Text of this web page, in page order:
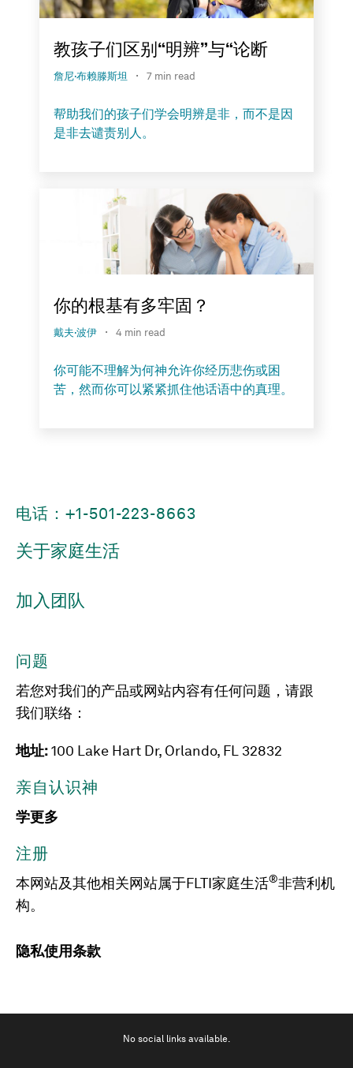
教孩子们区别“明辨”与“论断
詹尼·布赖滕斯坦 · 7 min read
帮助我们的孩子们学会明辨是非，而不是因
是非去谴责别人。
你的根基有多牢固？
戴夫·波伊 · 4 min read
你可能不理解为何神允许你经历悲伤或困
苦，然而你可以紧紧抓住他话语中的真理。
电话：+1-501-223-8663
关于家庭生活
加入团队
问题
若您对我们的产品或网站内容有任何问题，请跟
我们联络：
地址:100 Lake Hart Dr, Orlando, FL 32832
亲自认识神
学更多
注册
本网站及其他相关网站属于FLTI家庭生活®非营利机
构。
隐私使用条款
No social links available.